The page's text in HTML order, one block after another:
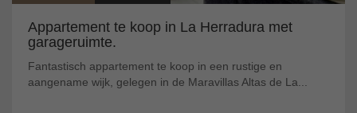
Appartement te koop in La Herradura met
garageruimte.
Fantastisch appartement te koop in een rustige en
aangename wijk, gelegen in de Maravillas Altas de La...